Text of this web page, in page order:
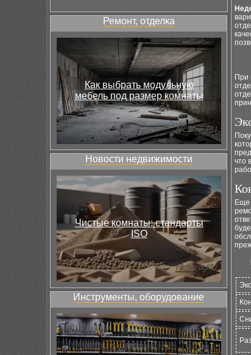
Ремонт, отделка
Как выбрать модульную
мебель под размер комнаты
Новости недвижимости
Чистые комнаты: стандарты
ISO
Инструменты, оборудование
При
что
Еще